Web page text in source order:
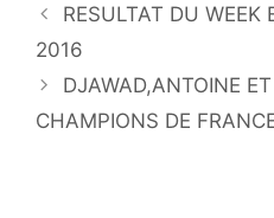
RESULTAT DU
2016
DJAWAD,ANTOINE
CHAMPIONS DE